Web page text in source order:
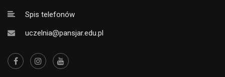
Spis telefonów
uczelnia@pansjar.edu.pl